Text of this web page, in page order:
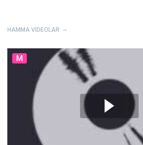
HAMMA VIDEOLAR
M